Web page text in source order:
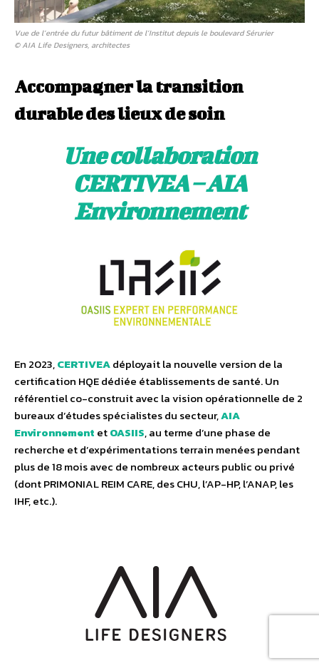
Vue de l’entrée du futur bâtiment de l’Institut depuis le boulevard Sérurier
© AIA Life Designers, architectes
Accompagner la transition
durable des lieux de soin
Une collaboration
CERTIVEA – AIA
Environnement
En 2023,CERTIVEAdéployait la nouvelle version de la
certification HQE dédiée établissements de santé. Un
référentiel co-construit avec la vision opérationnelle de 2
bureaux d’études spécialistes du secteur,AIA
Environnement etOASIIS, au terme d’une phase de
recherche et d’expérimentations terrain menées pendant
plus de 18 mois avec de nombreux acteurs public ou privé
(dont PRIMONIAL REIM CARE, des CHU, l’AP-HP, l’ANAP, les
IHF, etc.).